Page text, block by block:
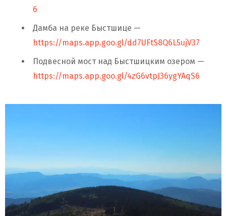
6
Дамба на реке Быстшице —
https://maps.app.goo.gl/dd7UFtS8Q6L5ujV37
Подвесной мост над Быстшицким озером —
https://maps.app.goo.gl/4zG6vtpJ36ygYAqS6